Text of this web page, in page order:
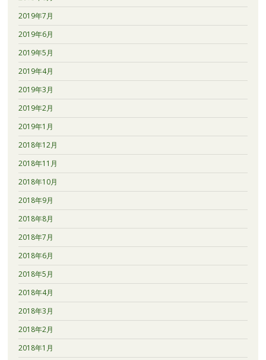
2019年7月
2019年6月
2019年5月
2019年4月
2019年3月
2019年2月
2019年1月
2018年12月
2018年11月
2018年10月
2018年9月
2018年8月
2018年7月
2018年6月
2018年5月
2018年4月
2018年3月
2018年2月
2018年1月